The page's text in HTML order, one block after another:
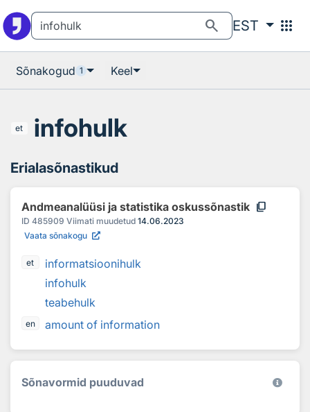
search EST apps
Sõnakogud 1 Keel
et infohulk
Erialasõnastikud
Andmeanalüüsi ja statistika oskussõnastik content_copy
ID 485909 Viimati muudetud 14.06.2023
Vaata sõnakogu
et
informatsioonihulk
infohulk
teabehulk
en amount of information
Sõnavormid puuduvad